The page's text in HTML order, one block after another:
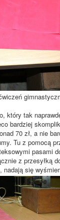
który tak
bardziej
70 zł, a nie
Tu z pomocą
pasami
z przesyłką
nadają się